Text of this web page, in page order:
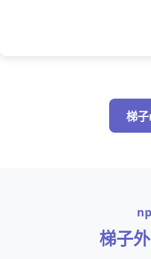
梯
梯子